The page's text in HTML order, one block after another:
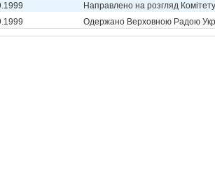
Направлено на розгляд Комітету
Одержано Верховною Радою